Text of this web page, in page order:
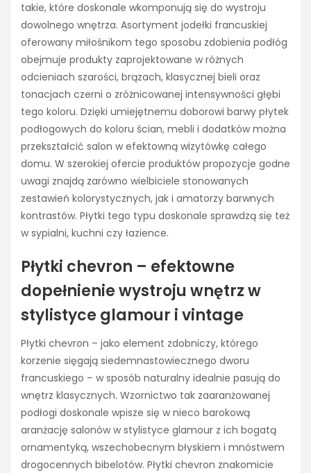
takie, które doskonale wkomponują się do wystroju
dowolnego wnętrza. Asortyment jodełki francuskiej
oferowany miłośnikom tego sposobu zdobienia podłóg
obejmuje produkty zaprojektowane w różnych
odcieniach szarości, brązach, klasycznej bieli oraz
tonacjach czerni o zróżnicowanej intensywności głębi
tego koloru. Dzięki umiejętnemu doborowi barwy płytek
podłogowych do koloru ścian, mebli i dodatków można
przekształcić salon w efektowną wizytówkę całego
domu. W szerokiej ofercie produktów propozycje godne
uwagi znajdą zarówno wielbiciele stonowanych
zestawień kolorystycznych, jak i amatorzy barwnych
kontrastów. Płytki tego typu doskonale sprawdzą się też
w sypialni, kuchni czy łazience.
Płytki chevron – efektowne
dopełnienie wystroju wnętrz w
stylistyce glamour i vintage
Płytki chevron – jako element zdobniczy, którego
korzenie sięgają siedemnastowiecznego dworu
francuskiego – w sposób naturalny idealnie pasują do
wnętrz klasycznych. Wzornictwo tak zaaranżowanej
podłogi doskonale wpisze się w nieco barokową
aranżację salonów w stylistyce glamour z ich bogatą
ornamentyką, wszechobecnym błyskiem i mnóstwem
drogocennych bibelotów. Płytki chevron znakomicie